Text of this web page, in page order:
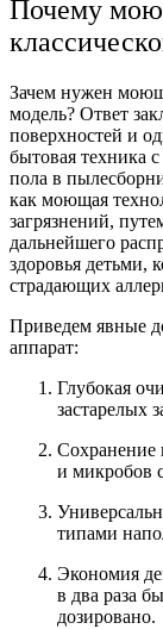
Почему
Зачем нужен
модель? Ответ
поверхностей и
бытовая техника
пола в
как моющая
загрязнений,
дальнейшего
здоровья детьми,
страдающих
Приведем явные
аппарат:
Глубокая
застарелых
Сохранение
и микробов
типами
Экономия
в два раза
дозировано.